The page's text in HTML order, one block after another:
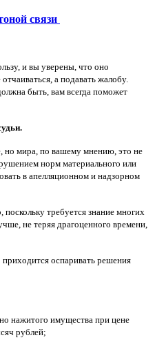
связи
и вы уверены, что оно
а подавать жалобу.
быть, вам всегда поможет
но мира, по вашему мнению, это не
норм материального или
в апелляционном и надзорном
требуется знание многих
не теряя драгоценного времени,
приходится оспаривать решения
нажитого имущества при цене
рублей;